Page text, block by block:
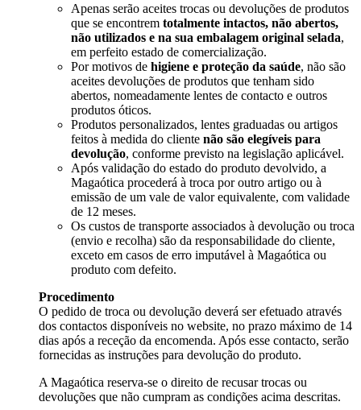
Apenas serão aceites trocas ou devoluções de produtos
que se encontrem totalmente intactos, não abertos,
não utilizados e na sua embalagem original selada,
em perfeito estado de comercialização.
Por motivos de higiene e proteção da saúde, não são
aceites devoluções de produtos que tenham sido
abertos, nomeadamente lentes de contacto e outros
produtos óticos.
Produtos personalizados, lentes graduadas ou artigos
feitos à medida do cliente não são elegíveis para
devolução, conforme previsto na legislação aplicável.
Após validação do estado do produto devolvido, a
Magaótica procederá à troca por outro artigo ou à
emissão de um vale de valor equivalente, com validade
de 12 meses.
Os custos de transporte associados à devolução ou troca
(envio e recolha) são da responsabilidade do cliente,
exceto em casos de erro imputável à Magaótica ou
produto com defeito.
Procedimento
O pedido de troca ou devolução deverá ser efetuado através
dos contactos disponíveis no website, no prazo máximo de 14
dias após a receção da encomenda. Após esse contacto, serão
fornecidas as instruções para devolução do produto.
A Magaótica reserva-se o direito de recusar trocas ou
devoluções que não cumpram as condições acima descritas.